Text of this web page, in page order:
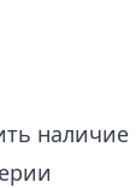
наличие